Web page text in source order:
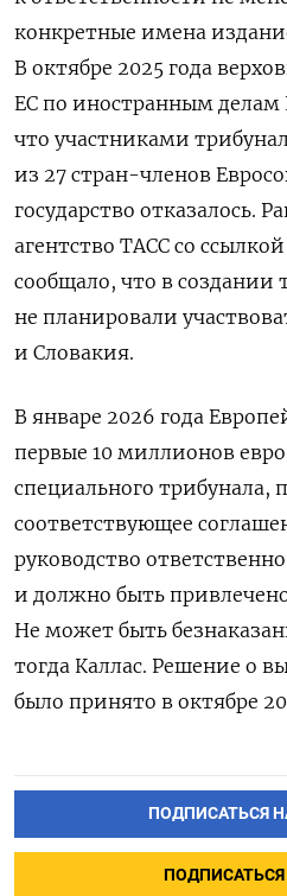
конкретные имена
В октябре 2025 года
ЕС по иностранным делам
что участниками
из 27 стран-членов
государство отказалось.
агентство ТАСС со
сообщало, что в создании
не планировали
и Словакия.
В январе 2026 года
первые 10 миллионов
специального трибунала,
соответствующее
руководство
и должно быть
Не может быть
тогда Каллас. Решение о
было принято в октябре
ПОДПИСАТЬСЯ
ПОДПИСАТЬСЯ